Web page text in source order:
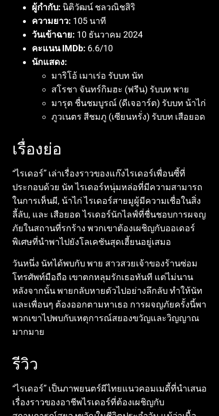
ผู้กำกับ: นิติวัฒน์ ชลวณิชสิริ
ความยาว: 105 นาที
วันเข้าฉาย: 10 ธันวาคม 2024
คะแนน IMDb: 6.6/10
นักแสดง:
มาริโอ้ เมาเร่อ รับบท นัท
สโรชา จันทร์กิมฮะ (ฟรีน) รับบท พาย
มารุต ชื่นชมบูรณ์ (ดีเจอาร์ต) รับบท น้าไก่
ภูวเนตร สีชมภู (เซียนหรั่ง) รับบท เสือยอด
เรื่องย่อ
“ไรเดอร์” เล่าเรื่องราวของแก๊งไรเดอร์เพื่อนซี้ที่
ประกอบด้วย นัท ไรเดอร์หนุ่มหล่อที่มีความสามารถ
ในการเห็นผี, น้าไก่ ไรเดอร์สายมูผู้มีความเชื่อในสิ่ง
ลี้ลับ, และ เสือยอด ไรเดอร์นักไลฟ์ที่ชื่นชอบการผจญ
ภัยในสถานที่รกร้าง พวกเขาต้องเผชิญกับออเดอร์
พิเศษที่นำพาไปยังโลเคชันสุดเฮี้ยนอยู่เสมอ
วันหนึ่ง นัทได้พบกับ พาย สาวสวยเจ้าของร้านซ่อม
โทรศัพท์มือถือ เขาตกหลุมรักเธอทันที แต่ไม่นาน
หลังจากนั้น พายกลับหายตัวไปอย่างลึกลับ ทำให้นัท
และเพื่อนๆ ต้องออกตามหาเธอ การผจญภัยครั้งนี้พา
พวกเขาไปพบกับเหตุการณ์สยองขวัญและวิญญาณ
มากมาย
รีวิว
“ไรเดอร์” เป็นภาพยนตร์ผีไทยแนวคอมเมดี้ที่นำเสนอ
เรื่องราวของอาชีพไรเดอร์ที่ต้องเผชิญกับ